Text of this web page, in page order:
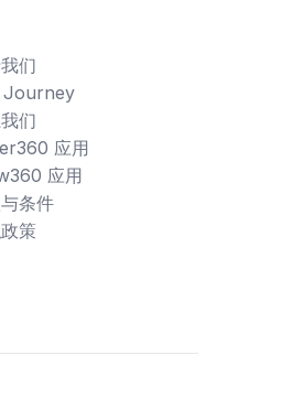
们
Journey
们
应用
应用
条件
策